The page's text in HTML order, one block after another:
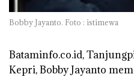
Bobby Jayanto. Foto : istimewa
Bataminfo.co.id,
Kepri, Bobby Jayanto